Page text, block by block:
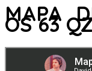
MAPA
OS 63